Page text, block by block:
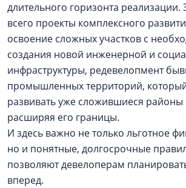
длительного горизонта реализации.
всего проекты комплексного
освоение сложных участков с
создания новой инженерной и
инфраструктуры, редевелопмент
промышленных территорий,
развивать уже сложившиеся районы
расширяя его границы.
И здесь важно не только льготное
но и понятные, долгосрочные
позволяют девелоперам
вперед.